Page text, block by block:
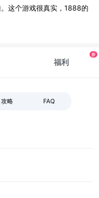
这个游戏很真实，1888的
很简单，没有繁琐的大陆
福利
折
攻略 FAQ